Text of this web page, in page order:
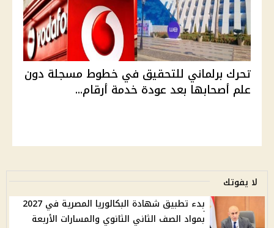
تحرك برلماني للتحقيق في خطوط مسجلة دون
علم أصحابها بعد عودة خدمة أرقام...
لا يفوتك
بدء تطبيق شهادة البكالوريا المصرية في 2027
بمواد الصف الثاني الثانوي والمسارات الأربعة